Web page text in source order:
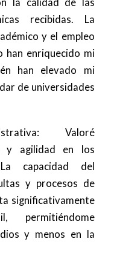
la calidad de las
recibidas. La
y el empleo
han enriquecido mi
han elevado mi
de universidades
Valoré
y agilidad en los
capacidad del
y procesos de
significativamente
permitiéndome
y menos en la